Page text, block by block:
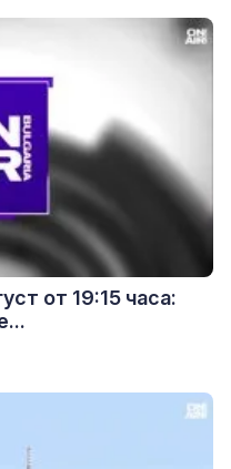
от 19:15 часа: